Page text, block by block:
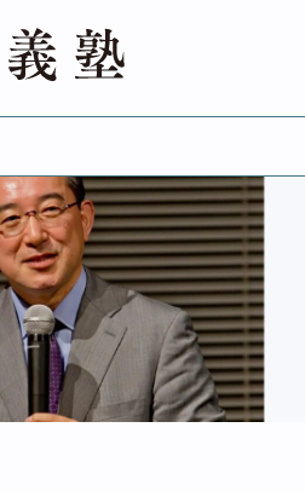
経験』を学問の俎上に乗せる